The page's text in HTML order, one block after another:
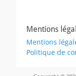
Mentions
Mentions
Politique de